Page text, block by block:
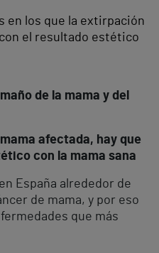
en los que la extirpación
el resultado estético
de la mama y del
afectada, hay que
con la mama sana
España alrededor de
de mama, y por eso
que más